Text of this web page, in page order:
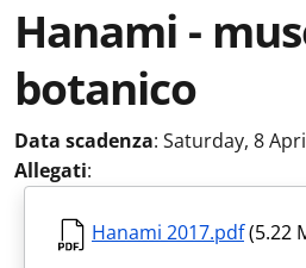
Hanami -
botanico
Data scadenza: Saturday, 8
Allegati:
Hanami 2017.pdf(5.22